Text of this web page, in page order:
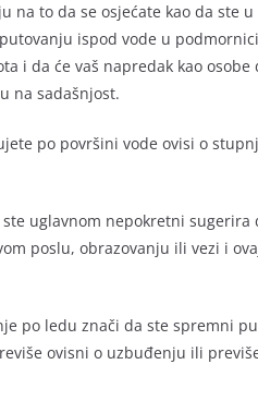
na to da se osjećate kao da ste
ispod vode u
i da će vaš napredak kao
na sadašnjost.
po površini vode ovisi o
uglavnom nepokretni sugerira
poslu, obrazovanju ili vezi i
po ledu znači da ste spremni
ovisni o uzbuđenju ili